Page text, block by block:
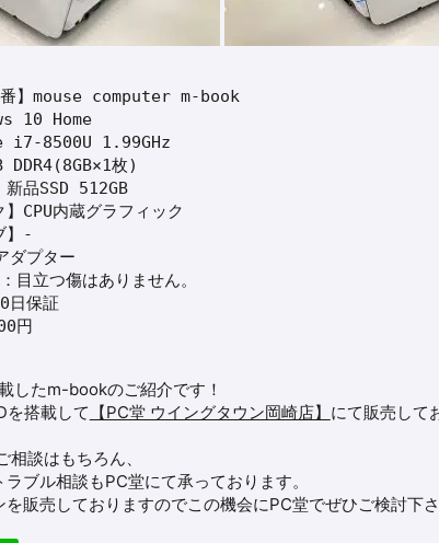
番】mouse computer m-book
10 Home
i7-8500U 1.99GHz
DDR4(8GB×1枚)
新品SSD 512GB
】CPU内蔵グラフィック
】-
ダプター
目立つ傷はありません。
日保証
円
したm-bookのご紹介です！
を搭載して 【PC堂 ウイングタウン岡崎店】 にて販売して
談はもちろん、
ブル相談もPC堂にて承っております。
販売しておりますのでこの機会にPC堂でぜひご検討下さ